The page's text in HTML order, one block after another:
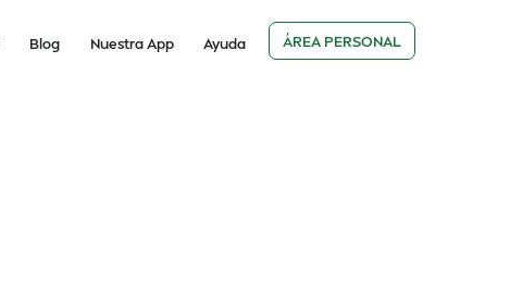
Blog Nuestra App Ayuda ÁREA PERSONAL